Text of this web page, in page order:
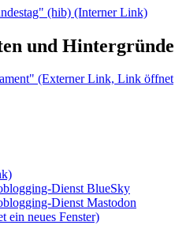
(hib) (Interner Link)
und Hintergründe
(Externer Link, Link öffnet
Dienst BlueSky
Dienst Mastodon
neues Fenster)